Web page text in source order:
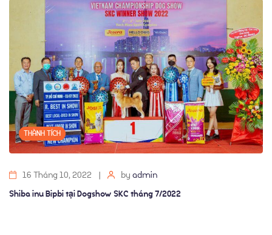
THÀNH TÍCH
16 Tháng 10, 2022 by admin
Shiba inu Harley tại Dogshow DVKC tháng 6/2022